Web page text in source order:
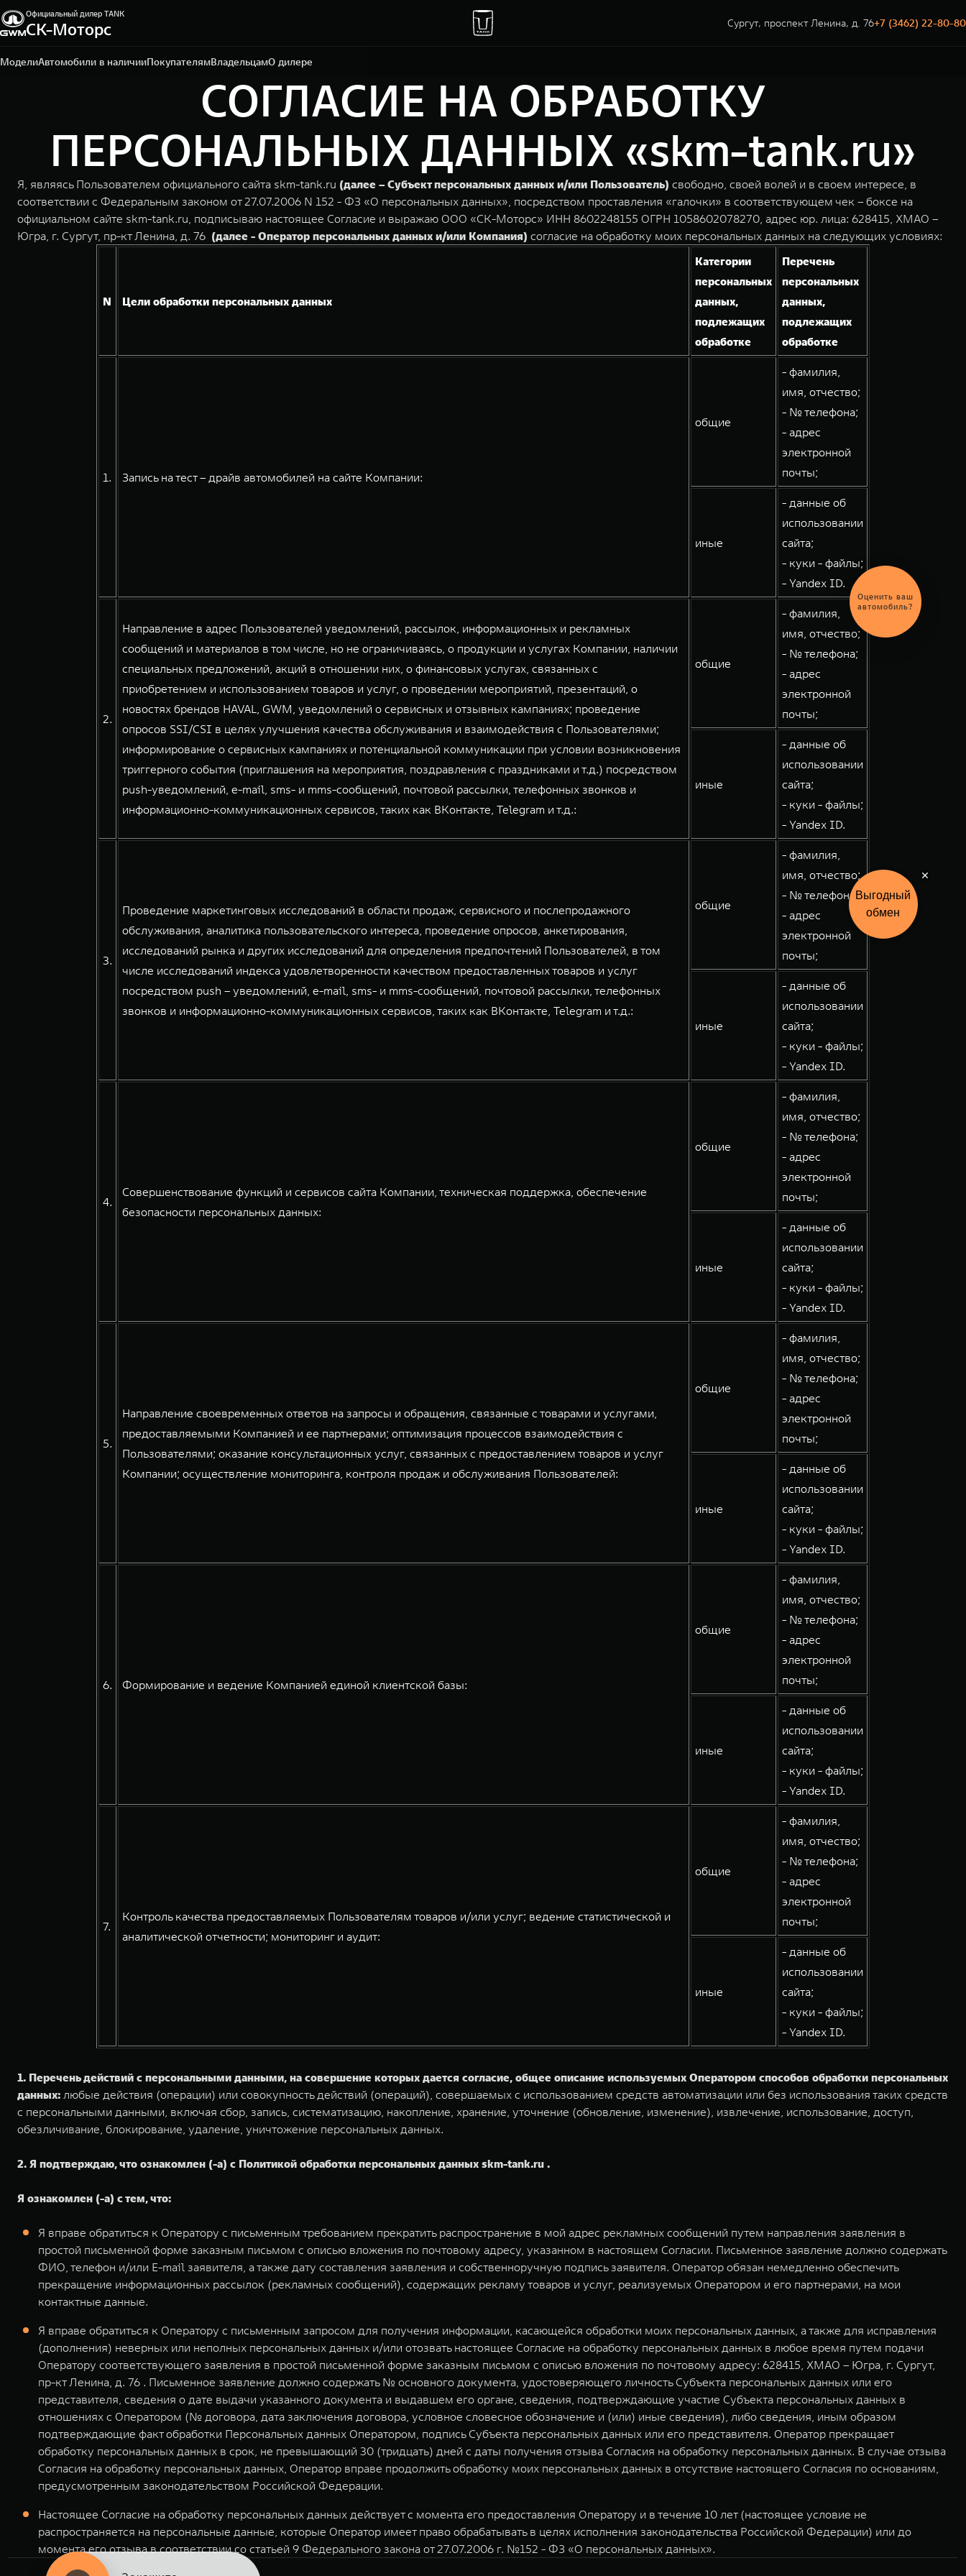
Официальный дилер TANK
СК-Моторс Сургут, проспект Ленина, д. 76+7 (3462) 22-80-80
МоделиАвтомобили в наличииПокупателямВладельцамО дилере
Сургут, проспект Ленина, д. 76
+7 (3462) 22-80-80
СОГЛАСИЕ НА ОБРАБОТКУ
ПЕРСОНАЛЬНЫХ ДАННЫХ «skm-tank.ru»
Я, являясь Пользователем официального сайта skm-tank.ru (далее – Субъект персональных данных и/или Пользователь) свободно, своей волей и в своем интересе, в
соответствии с Федеральным законом от 27.07.2006 N 152 - ФЗ «О персональных данных», посредством проставления «галочки» в соответствующем чек – боксе на
официальном сайте skm-tank.ru, подписываю настоящее Согласие и выражаю ООО «СК-Моторс» ИНН 8602248155 ОГРН 1058602078270, адрес юр. лица: 628415, ХМАО –
Югра, г. Сургут, пр-кт Ленина, д. 76 (далее - Оператор персональных данных и/или Компания) согласие на обработку моих персональных данных на следующих условиях:
N Цели обработки персональных данных
Категории
персональных
данных,
подлежащих
обработке
Перечень
персональных
данных,
подлежащих
обработке
1. Запись на тест – драйв автомобилей на сайте Компании:
общие
- фамилия,
имя, отчество;
- № телефона;
- адрес
электронной
почты;
иные
- данные об
использовании
сайта;
- куки - файлы;
- Yandex ID.
2.
Направление в адрес Пользователей уведомлений, рассылок, информационных и рекламных
сообщений и материалов в том числе, но не ограничиваясь, о продукции и услугах Компании, наличии
специальных предложений, акций в отношении них, о финансовых услугах, связанных с
приобретением и использованием товаров и услуг, о проведении мероприятий, презентаций, о
новостях брендов HAVAL, GWM, уведомлений о сервисных и отзывных кампаниях; проведение
опросов SSI/CSI в целях улучшения качества обслуживания и взаимодействия с Пользователями;
информирование о сервисных кампаниях и потенциальной коммуникации при условии возникновения
триггерного события (приглашения на мероприятия, поздравления с праздниками и т.д.) посредством
push-уведомлений, e-mail, sms- и mms-сообщений, почтовой рассылки, телефонных звонков и
информационно-коммуникационных сервисов, таких как ВКонтакте, Telegram и т.д.:
общие
- фамилия,
имя, отчество;
- № телефона;
- адрес
электронной
почты;
иные
- данные об
использовании
сайта;
- куки - файлы;
- Yandex ID.
3.
Проведение маркетинговых исследований в области продаж, сервисного и послепродажного
обслуживания, аналитика пользовательского интереса, проведение опросов, анкетирования,
исследований рынка и других исследований для определения предпочтений Пользователей, в том
числе исследований индекса удовлетворенности качеством предоставленных товаров и услуг
посредством push – уведомлений, e-mail, sms- и mms-сообщений, почтовой рассылки, телефонных
звонков и информационно-коммуникационных сервисов, таких как ВКонтакте, Telegram и т.д.:
общие
- фамилия,
имя, отчество;
- № телефона;
- адрес
электронной
почты;
иные
- данные об
использовании
сайта;
- куки - файлы;
- Yandex ID.
4.
Совершенствование функций и сервисов сайта Компании, техническая поддержка, обеспечение
безопасности персональных данных:
общие
- фамилия,
имя, отчество;
- № телефона;
- адрес
электронной
почты;
иные
- данные об
использовании
сайта;
- куки - файлы;
- Yandex ID.
5.
Направление своевременных ответов на запросы и обращения, связанные с товарами и услугами,
предоставляемыми Компанией и ее партнерами; оптимизация процессов взаимодействия с
Пользователями; оказание консультационных услуг, связанных с предоставлением товаров и услуг
Компании; осуществление мониторинга, контроля продаж и обслуживания Пользователей:
общие
- фамилия,
имя, отчество;
- № телефона;
- адрес
электронной
почты;
иные
- данные об
использовании
сайта;
- куки - файлы;
- Yandex ID.
6. Формирование и ведение Компанией единой клиентской базы:
общие
- фамилия,
имя, отчество;
- № телефона;
- адрес
электронной
почты;
иные
- данные об
использовании
сайта;
- куки - файлы;
- Yandex ID.
7.
Контроль качества предоставляемых Пользователям товаров и/или услуг; ведение статистической и
аналитической отчетности; мониторинг и аудит:
общие
- фамилия,
имя, отчество;
- № телефона;
- адрес
электронной
почты;
иные
- данные об
использовании
сайта;
- куки - файлы;
- Yandex ID.
1. Перечень действий с персональными данными, на совершение которых дается согласие, общее описание используемых Оператором способов обработки персональных
данных: любые действия (операции) или совокупность действий (операций), совершаемых с использованием средств автоматизации или без использования таких средств
с персональными данными, включая сбор, запись, систематизацию, накопление, хранение, уточнение (обновление, изменение), извлечение, использование, доступ,
обезличивание, блокирование, удаление, уничтожение персональных данных.
2. Я подтверждаю, что ознакомлен (-а) с Политикой обработки персональных данных skm-tank.ru .
Я ознакомлен (-а) с тем, что:
Я вправе обратиться к Оператору с письменным требованием прекратить распространение в мой адрес рекламных сообщений путем направления заявления в
простой письменной форме заказным письмом с описью вложения по почтовому адресу, указанном в настоящем Согласии. Письменное заявление должно содержать
ФИО, телефон и/или E-mail заявителя, а также дату составления заявления и собственноручную подпись заявителя. Оператор обязан немедленно обеспечить
прекращение информационных рассылок (рекламных сообщений), содержащих рекламу товаров и услуг, реализуемых Оператором и его партнерами, на мои
контактные данные.
Я вправе обратиться к Оператору с письменным запросом для получения информации, касающейся обработки моих персональных данных, а также для исправления
(дополнения) неверных или неполных персональных данных и/или отозвать настоящее Согласие на обработку персональных данных в любое время путем подачи
Оператору соответствующего заявления в простой письменной форме заказным письмом с описью вложения по почтовому адресу: 628415, ХМАО – Югра, г. Сургут,
пр-кт Ленина, д. 76 . Письменное заявление должно содержать № основного документа, удостоверяющего личность Субъекта персональных данных или его
представителя, сведения о дате выдачи указанного документа и выдавшем его органе, сведения, подтверждающие участие Субъекта персональных данных в
отношениях с Оператором (№ договора, дата заключения договора, условное словесное обозначение и (или) иные сведения), либо сведения, иным образом
подтверждающие факт обработки Персональных данных Оператором, подпись Субъекта персональных данных или его представителя. Оператор прекращает
обработку персональных данных в срок, не превышающий 30 (тридцать) дней с даты получения отзыва Согласия на обработку персональных данных. В случае отзыва
Согласия на обработку персональных данных, Оператор вправе продолжить обработку моих персональных данных в отсутствие настоящего Согласия по основаниям,
предусмотренным законодательством Российской Федерации.
Настоящее Согласие на обработку персональных данных действует с момента его предоставления Оператору и в течение 10 лет (настоящее условие не
распространяется на персональные данные, которые Оператор имеет право обрабатывать в целях исполнения законодательства Российской Федерации) или до
момента его отзыва в соответствии со статьей 9 Федерального закона от 27.07.2006 г. №152 - ФЗ «О персональных данных».
Выгодный
обмен
Оценить ваш
автомобиль?